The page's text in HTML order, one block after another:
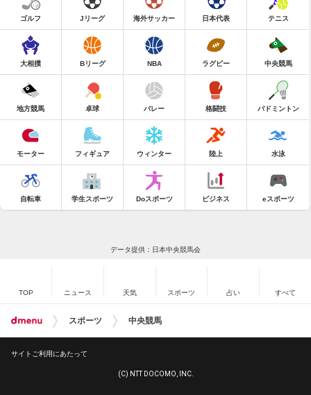
ゴルフ Jリーグ 海外サッカー 日本代表 テニス
大相撲 Bリーグ NBA ラグビー 中央競馬
地方競馬 卓球 バレー 格闘技 バドミントン
モーター フィギュア ウィンター 陸上 水泳
自転車 学生スポーツ Doスポーツ ビジネス eスポーツ
データ提供：日本中央競馬会
TOP ニュース 天気 スポーツ 占い すべて
スポーツ 中央競馬
サイトご利用にあたって
(C) NTT DOCOMO, INC.